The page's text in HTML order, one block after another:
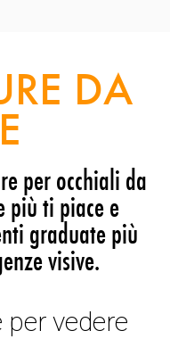
DA
per occhiali da
più ti piace e
graduate più
visive.
per vedere